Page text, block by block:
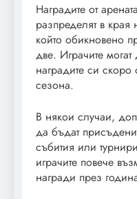
Наградите от
разпределят в края
който обикновено
две. Играчите могат
наградите си
сезона.
В някои случаи,
да бъдат
събития или
играчите повече
награди през